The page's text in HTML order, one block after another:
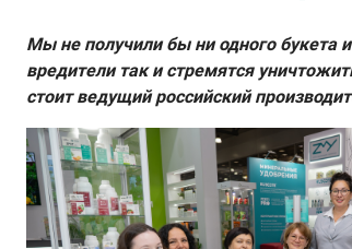
Мы не получили бы ни одного букета
вредители так и стремятся
стоит ведущий российский